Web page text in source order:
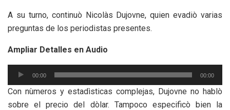
A su turno, continuò Nicolàs Dujovne, quien evadiò varias
preguntas de los periodistas presentes.
Ampliar Detalles en Audio
Reproductor
de
audio
00:00 00:00
Con nùmeros y estadìsticas complejas, Dujovne no hablò
sobre el precio del dòlar. Tampoco especificò bien la